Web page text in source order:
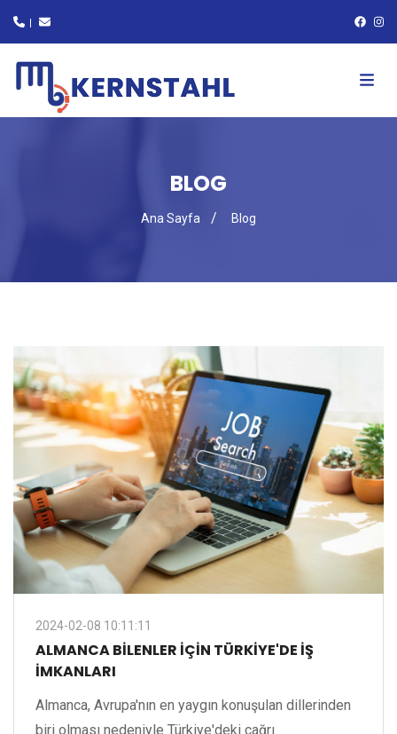
BLOG
Ana Sayfa Blog
2024-02-08 10:11:11
ALMANCA BILENLER IÇIN TÜRKIYE'DE İŞ
İMKANLARI
Almanca, Avrupa'nın en yaygın konuşulan dillerinden
biri olması nedeniyle Türkiye'deki çağrı